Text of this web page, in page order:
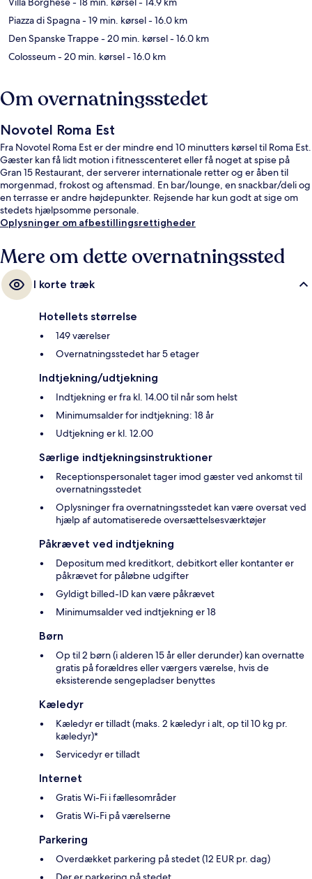
Piazza di Spagna- 19 min. kørsel- 16.0 km
Den Spanske Trappe- 20 min. kørsel- 16.0 km
Colosseum- 20 min. kørsel- 16.0 km
Om overnatningsstedet
Novotel Roma Est
Fra Novotel Roma Est er der mindre end 10 minutters kørsel til Roma Est.
Gæster kan få lidt motion i fitnesscenteret eller få noget at spise på
Gran 15 Restaurant, der serverer internationale retter og er åben til
morgenmad, frokost og aftensmad. En bar/lounge, en snackbar/deli og
en terrasse er andre højdepunkter. Rejsende har kun godt at sige om
stedets hjælpsomme personale.
Oplysninger om afbestillingsrettigheder
Mere om dette overnatningssted
I korte træk
Hotellets størrelse
149 værelser
Overnatningsstedet har 5 etager
Indtjekning/udtjekning
Indtjekning er fra kl. 14.00 til når som helst
Minimumsalder for indtjekning: 18 år
Udtjekning er kl. 12.00
Særlige indtjekningsinstruktioner
Receptionspersonalet tager imod gæster ved ankomst til
overnatningsstedet
Oplysninger fra overnatningsstedet kan være oversat ved
hjælp af automatiserede oversættelsesværktøjer
Påkrævet ved indtjekning
Depositum med kreditkort, debitkort eller kontanter er
påkrævet for påløbne udgifter
Gyldigt billed-ID kan være påkrævet
Minimumsalder ved indtjekning er 18
Børn
Op til 2 børn (i alderen 15 år eller derunder) kan overnatte
gratis på forældres eller værgers værelse, hvis de
eksisterende sengepladser benyttes
Kæledyr
Kæledyr er tilladt (maks. 2 kæledyr i alt, op til 10 kg pr.
kæledyr)*
Servicedyr er tilladt
Internet
Gratis Wi-Fi i fællesområder
Gratis Wi-Fi på værelserne
Parkering
Overdækket parkering på stedet (12 EUR pr. dag)